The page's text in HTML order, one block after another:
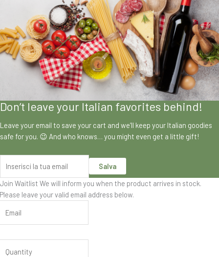
Don’t leave your Italian favorites behind!
Leave your email to save your cart and we’ll keep your Italian goodies
safe for you. 😉 And who knows… you might even get a little gift!
Salva
Join Waitlist We will inform you when the product arrives in stock.
Please leave your valid email address below.